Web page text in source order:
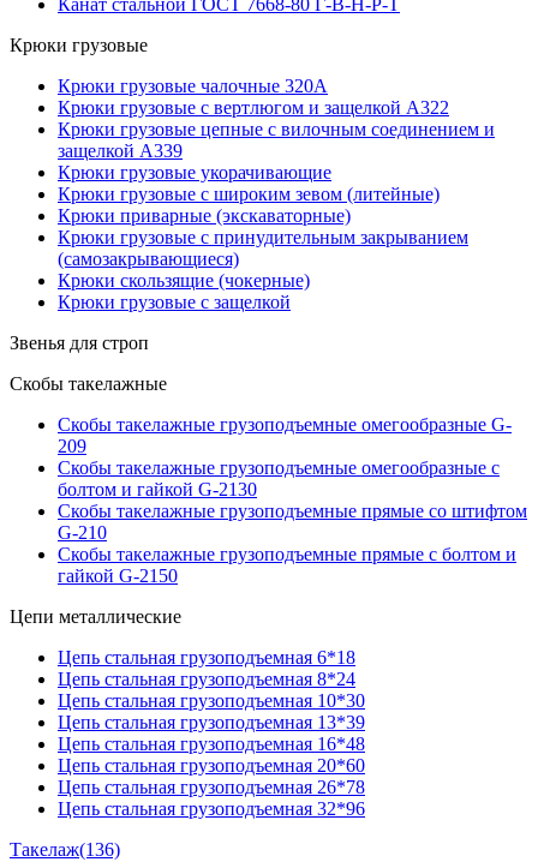
Канат стальной ГОСТ 7668-80 Г-В-Н-Р-Т
Крюки грузовые
Крюки грузовые чалочные 320А
Крюки грузовые с вертлюгом и защелкой А322
Крюки грузовые цепные с вилочным соединением и
защелкой А339
Крюки грузовые укорачивающие
Крюки грузовые с широким зевом (литейные)
Крюки приварные (экскаваторные)
Крюки грузовые с принудительным закрыванием
(самозакрывающиеся)
Крюки скользящие (чокерные)
Крюки грузовые с защелкой
Звенья для строп
Скобы такелажные
Скобы такелажные грузоподъемные омегообразные G-
209
Скобы такелажные грузоподъемные омегообразные с
болтом и гайкой G-2130
Скобы такелажные грузоподъемные прямые со штифтом
G-210
Скобы такелажные грузоподъемные прямые с болтом и
гайкой G-2150
Цепи металлические
Цепь стальная грузоподъемная 6*18
Цепь стальная грузоподъемная 8*24
Цепь стальная грузоподъемная 10*30
Цепь стальная грузоподъемная 13*39
Цепь стальная грузоподъемная 16*48
Цепь стальная грузоподъемная 20*60
Цепь стальная грузоподъемная 26*78
Цепь стальная грузоподъемная 32*96
Такелаж(136)